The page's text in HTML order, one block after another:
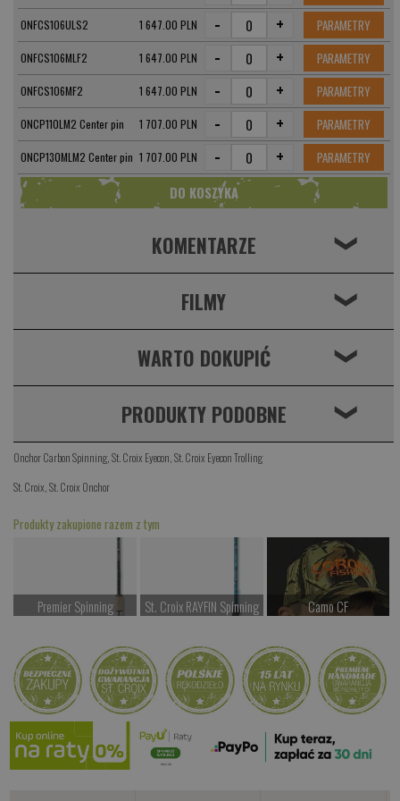
ONFCS106ULS2 1 647.00 PLN - + PARAMETRY
ONFCS106MLF2 1 647.00 PLN - + PARAMETRY
ONFCS106MF2 1 647.00 PLN - + PARAMETRY
ONCP110LM2 Center pin 1 707.00 PLN - + PARAMETRY
ONCP130MLM2 Center pin 1 707.00 PLN - + PARAMETRY
KOMENTARZE ❮
FILMY ❮
WARTO DOKUPIĆ ❮
PRODUKTY PODOBNE ❮
Onchor Carbon Spinning,St. Croix Eyecon ,St. Croix Eyecon Trolling
St. Croix ,St. Croix Onchor
Produkty zakupione razem z tym
Premier Spinning
Kup teraz >
St. Croix RAYFIN Spinning
Kup teraz >
Camo CF
Kup teraz >
Tuba na wędkę
od 267.00 PLN
Kup teraz >